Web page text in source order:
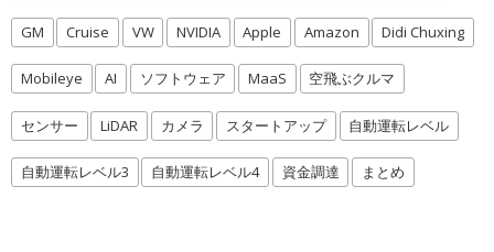
GM Cruise VW NVIDIA Apple Amazon Didi Chuxing
Mobileye AI ソフトウェア MaaS 空飛ぶクルマ
センサー LiDAR カメラ スタートアップ 自動運転レベル
自動運転レベル3 自動運転レベル4 資金調達 まとめ